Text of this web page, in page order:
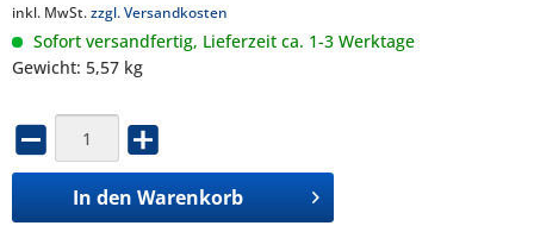
inkl. MwSt.zzgl. Versandkosten
Sofort versandfertig, Lieferzeit ca. 1-3 Werktage
Gewicht: 5,57 kg
In den Warenkorb